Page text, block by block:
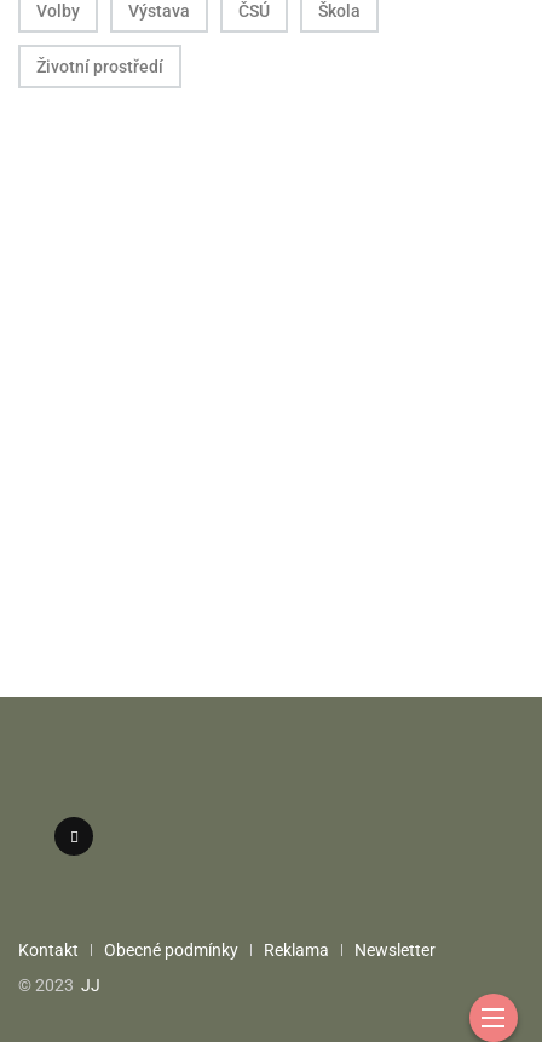
Volby Výstava ČSÚ Škola
Životní prostředí
Kontakt Obecné podmínky Reklama
Newsletter
© 2023 JJ